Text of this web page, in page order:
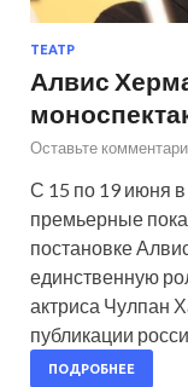
ТЕАТР
Алвис
Оставьте
С 15 по 19 июня
премьерные
постановке
единственную
актриса Чулпан
публикации
ПОДРОБНЕЕ